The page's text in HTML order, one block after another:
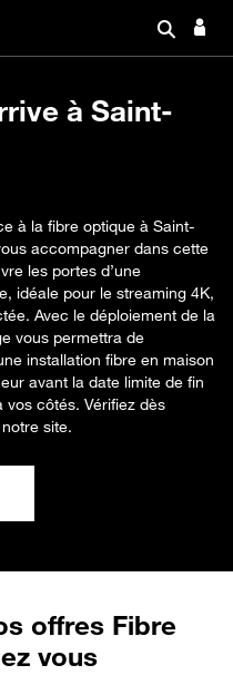
à Saint-
à la fibre optique à Saint-
accompagner dans cette
les portes d’une
idéale pour le streaming 4K,
Avec le déploiement de la
vous permettra de
installation fibre en maison
avant la date limite de fin
vos côtés. Vérifiez dès
site.
offres Fibre
vous